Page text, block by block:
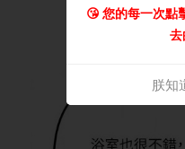
😘 您的每一次點
去
朕知